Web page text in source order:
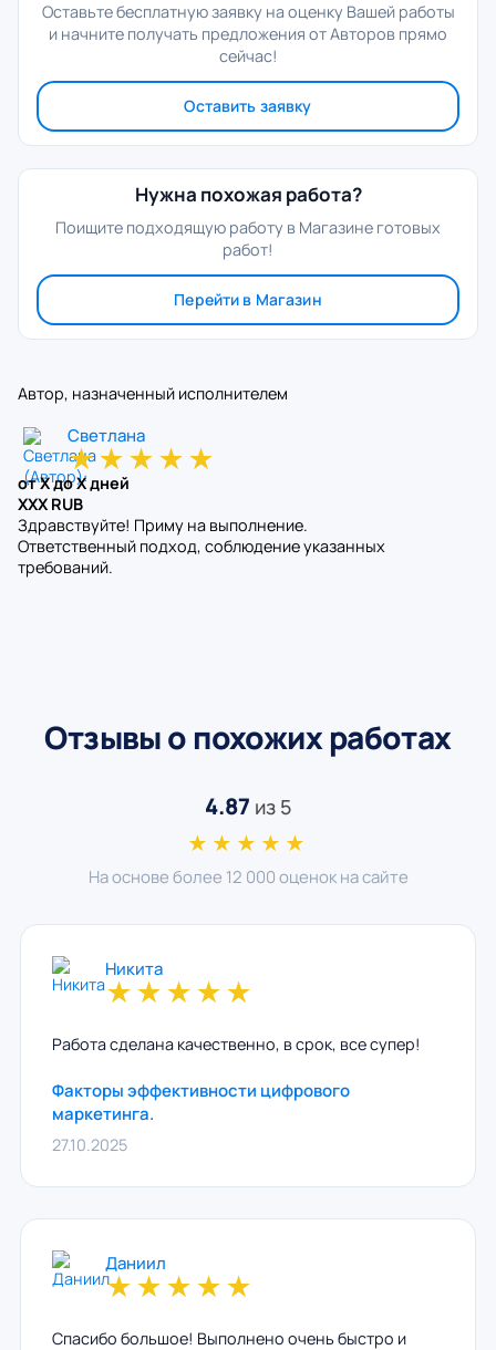
Оставьте бесплатную заявку на оценку Вашей работы
и начните получать предложения от Авторов прямо
сейчас!
Оставить заявку
Нужна похожая работа?
Поищите подходящую работу в Магазине готовых
работ!
Перейти в Магазин
Автор, назначенный исполнителем
Светлана
★★★★★
от X до X дней
XXX RUB
Здравствуйте! Приму на выполнение.
Ответственный подход, соблюдение указанных
требований.
Отзывы о похожих работах
4.87 из 5
★★★★★
На основе более 12 000 оценок на сайте
Никита
★★★★★
Работа сделана качественно, в срок, все супер!
Факторы эффективности цифрового
маркетинга.
27.10.2025
Даниил
★★★★★
Спасибо большое! Выполнено очень быстро и